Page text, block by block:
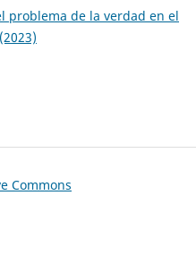
problema de la verdad en el
Commons